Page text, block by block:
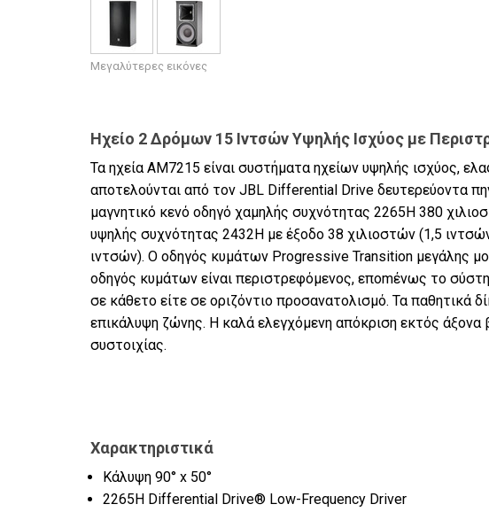
Μεγαλύτερες εικόνες
Ηχείο 2 Δρόμων 15 Ιντσών Υψηλής Ισχύος με
Τα ηχεία AM7215 είναι συστήματα ηχείων υψηλής ισχύος,
αποτελούνται από τον JBL Differential Drive δευτερεύοντα
μαγνητικό κενό οδηγό χαμηλής συχνότητας 2265H 380
υψηλής συχνότητας 2432H με έξοδο 38 χιλιοστών (1,5
ιντσών). Ο οδηγός κυμάτων Progressive Transition μεγάλης
οδηγός κυμάτων είναι περιστρεφόμενος, επomένως το
σε κάθετο είτε σε οριζόντιο προσανατολισμό. Τα παθητικά
επικάλυψη ζώνης. Η καλά ελεγχόμενη απόκριση εκτός άξονα
συστοιχίας.
Χαρακτηριστικά
Κάλυψη 90° x 50°
2265H Differential Drive® Low-Frequency Driver